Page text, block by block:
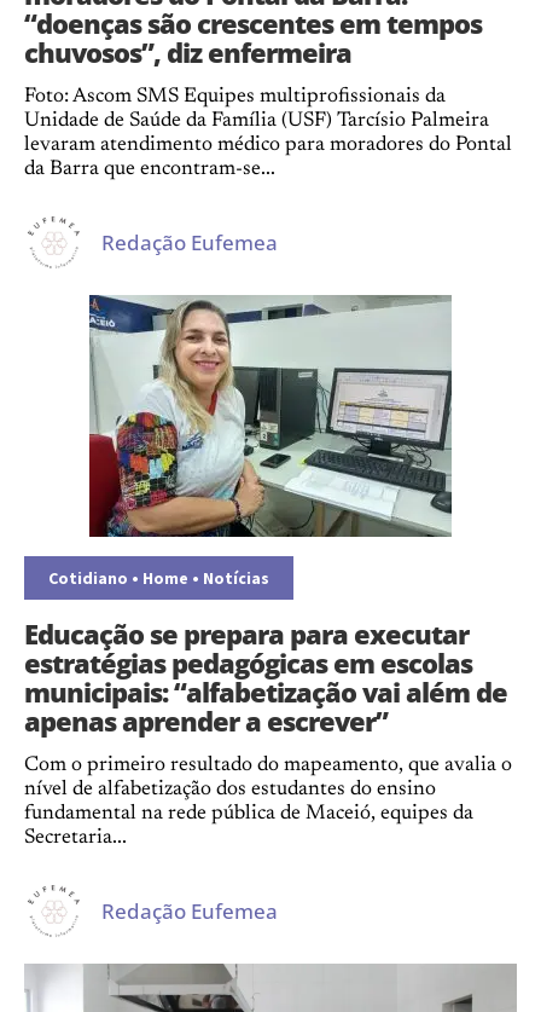
“doenças são crescentes em tempos
chuvosos”, diz enfermeira
Foto: Ascom SMS Equipes multiprofissionais da
Unidade de Saúde da Família (USF) Tarcísio Palmeira
levaram atendimento médico para moradores do Pontal
da Barra que encontram-se...
Redação Eufemea
Cotidiano • Home • Notícias
Educação se prepara para executar
estratégias pedagógicas em escolas
municipais: “alfabetização vai além de
apenas aprender a escrever”
Com o primeiro resultado do mapeamento, que avalia o
nível de alfabetização dos estudantes do ensino
fundamental na rede pública de Maceió, equipes da
Secretaria...
Redação Eufemea